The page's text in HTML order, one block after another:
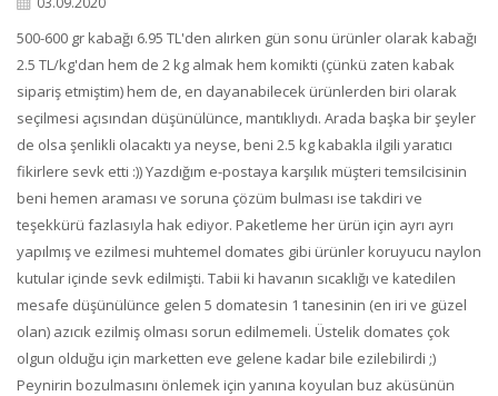
500-600 gr kabağı 6.95 TL'den alırken gün sonu ürünler olarak kabağı
2.5 TL/kg'dan hem de 2 kg almak hem komikti (çünkü zaten kabak
sipariş etmiştim) hem de, en dayanabilecek ürünlerden biri olarak
seçilmesi açısından düşünülünce, mantıklıydı. Arada başka bir şeyler
de olsa şenlikli olacaktı ya neyse, beni 2.5 kg kabakla ilgili yaratıcı
fikirlere sevk etti :)) Yazdığım e-postaya karşılık müşteri temsilcisinin
beni hemen araması ve soruna çözüm bulması ise takdiri ve
teşekkürü fazlasıyla hak ediyor. Paketleme her ürün için ayrı ayrı
yapılmış ve ezilmesi muhtemel domates gibi ürünler koruyucu naylon
kutular içinde sevk edilmişti. Tabii ki havanın sıcaklığı ve katedilen
mesafe düşünülünce gelen 5 domatesin 1 tanesinin (en iri ve güzel
olan) azıcık ezilmiş olması sorun edilmemeli. Üstelik domates çok
olgun olduğu için marketten eve gelene kadar bile ezilebilirdi ;)
Peynirin bozulmasını önlemek için yanına koyulan buz aküsünün